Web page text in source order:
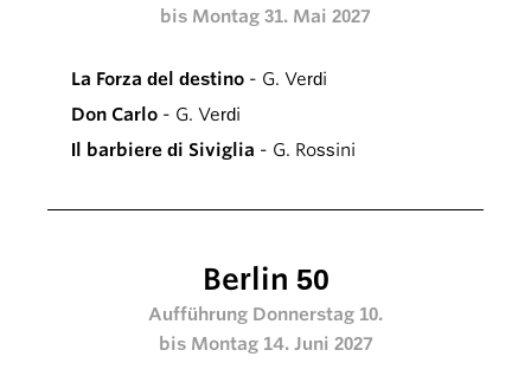
bis Montag 31. Mai 2027
La Forza del destino - G. Verdi
Don Carlo - G. Verdi
Il barbiere di Siviglia - G. Rossini
Berlin 50
Aufführung Donnerstag 10.
bis Montag 14. Juni 2027